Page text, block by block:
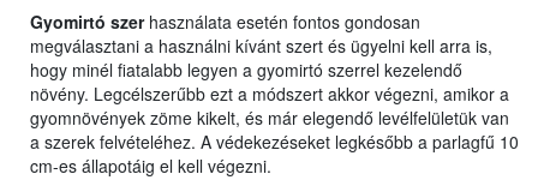
Gyomirtó szer használata esetén fontos gondosan
megválasztani a használni kívánt szert és ügyelni kell arra is,
hogy minél fiatalabb legyen a gyomirtó szerrel kezelendő
növény. Legcélszerűbb ezt a módszert akkor végezni, amikor a
gyomnövények zöme kikelt, és már elegendő levélfelületük van
a szerek felvételéhez. A védekezéseket legkésőbb a parlagfű 10
cm-es állapotáig el kell végezni.